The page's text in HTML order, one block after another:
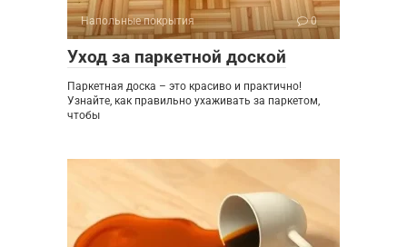
Напольные покрытия 0
Уход за паркетной доской
Паркетная доска – это красиво и практично!
Узнайте, как правильно ухаживать за паркетом,
чтобы